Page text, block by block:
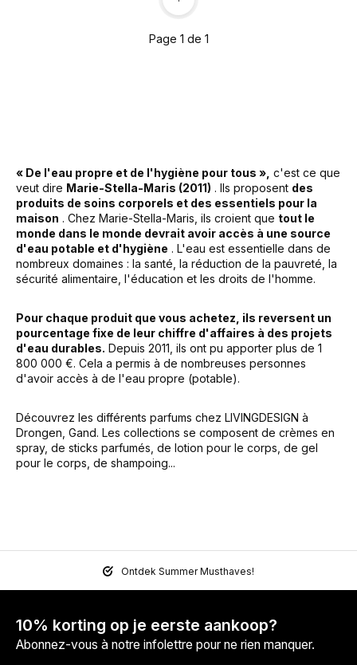
Page 1 de 1
« De l'eau propre et de l'hygiène pour tous », c'est ce que
veut dire Marie-Stella-Maris (2011) . Ils proposent des
produits de soins corporels et des essentiels pour la
maison . Chez Marie-Stella-Maris, ils croient que tout le
monde dans le monde devrait avoir accès à une source
d'eau potable et d'hygiène . L'eau est essentielle dans de
nombreux domaines : la santé, la réduction de la pauvreté, la
sécurité alimentaire, l'éducation et les droits de l'homme.
Pour chaque produit que vous achetez, ils reversent un
pourcentage fixe de leur chiffre d'affaires à des projets
d'eau durables. Depuis 2011, ils ont pu apporter plus de 1
800 000 €. Cela a permis à de nombreuses personnes
d'avoir accès à de l'eau propre (potable).
Découvrez les différents parfums chez LIVINGDESIGN à
Drongen, Gand. Les collections se composent de crèmes en
spray, de sticks parfumés, de lotion pour le corps, de gel
pour le corps, de shampoing...
Ontdek Summer Musthaves!
10% korting op je eerste aankoop?
Abonnez-vous à notre infolettre pour ne rien manquer.